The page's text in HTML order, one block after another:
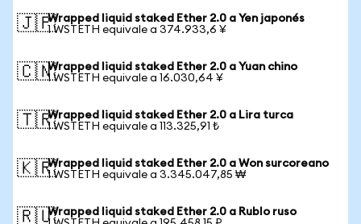
🇯🇵Wrapped liquid staked Ether 2.0 a Yen japonés
1 WSTETH equivale a 374.933,6 ¥
🇨🇳Wrapped liquid staked Ether 2.0 a Yuan chino
1 WSTETH equivale a 16.030,64 ¥
🇹🇷Wrapped liquid staked Ether 2.0 a Lira turca
1 WSTETH equivale a 113.325,91 ₺
🇰🇷Wrapped liquid staked Ether 2.0 a Won surcoreano
1 WSTETH equivale a 3.345.047,85 ₩
🇷🇺Wrapped liquid staked Ether 2.0 a Rublo ruso